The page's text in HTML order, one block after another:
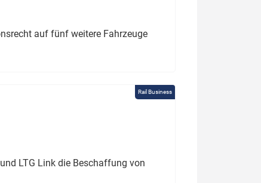
auf fünf weitere Fahrzeuge
Rail Business
LTG Link die Beschaffung von